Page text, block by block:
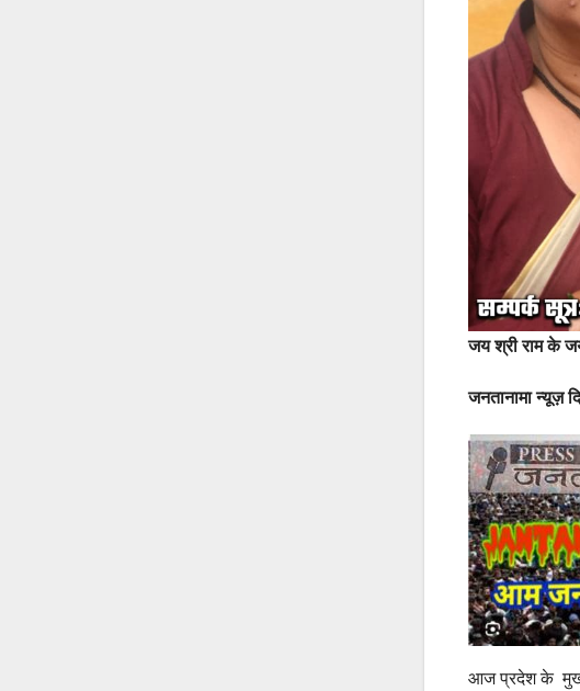
जय श्री राम के
जनतानामा न्यूज़
आज प्रदेश के